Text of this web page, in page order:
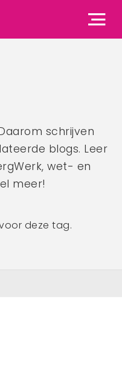
schrijven
blogs. Leer
wet- en
meer!
deze tag.